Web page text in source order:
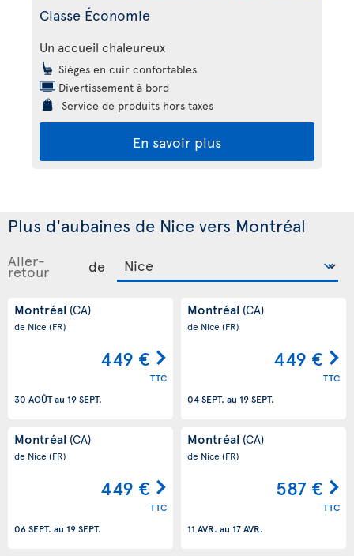
Classe Économie
Un accueil chaleureux
Sièges en cuir confortables
Divertissement à bord
Service de produits hors taxes
En savoir plus
Plus d'aubaines de Nice vers Montréal
Aller-
retour de
Montréal (CA)
de Nice (FR)
449 €
TTC
30 AOÛTau 19 SEPT.
Montréal (CA)
de Nice (FR)
449 €
TTC
04 SEPT. au 19 SEPT.
Montréal (CA)
de Nice (FR)
449 €
TTC
06 SEPT. au 19 SEPT.
Montréal (CA)
de Nice (FR)
587 €
TTC
11 AVR. au 17 AVR.